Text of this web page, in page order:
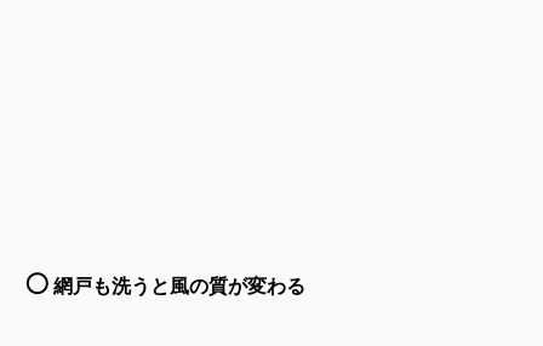
⚪️ 網戸も洗うと風の質が変わる